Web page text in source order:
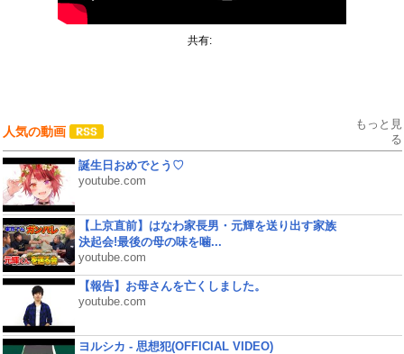
共有:
人気の動画
もっと見
る
誕生日おめでとう♡
youtube.com
【上京直前】はなわ家長男・元輝を送り出す家族
決起会!最後の母の味を噛...
youtube.com
【報告】お母さんを亡くしました。
youtube.com
ヨルシカ - 思想犯(OFFICIAL VIDEO)